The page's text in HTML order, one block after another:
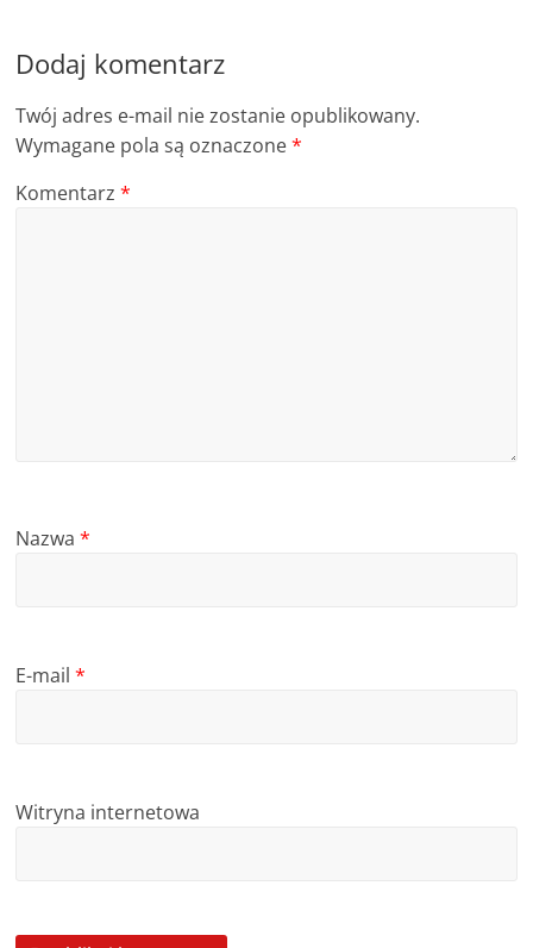
Dodaj komentarz
Twój adres e-mail nie zostanie opublikowany.
Wymagane pola są oznaczone*
Komentarz*
Nazwa*
E-mail*
Witryna internetowa